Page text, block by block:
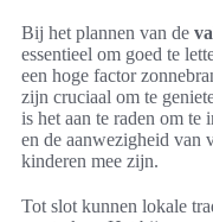
Bij het plannen van de
essentieel om goed te
een hoge factor
zijn cruciaal om te
is het aan te raden om te
en de aanwezigheid van
kinderen mee zijn.
Tot slot kunnen lokale